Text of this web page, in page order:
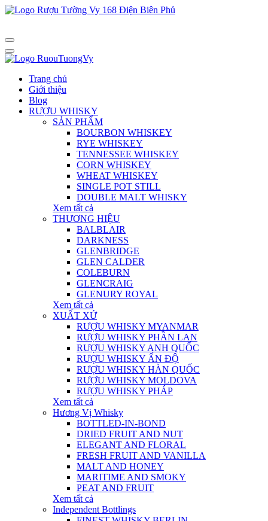
Trang chủ
Giới thiệu
Blog
RƯỢU WHISKY
SẢN PHẨM
BOURBON WHISKEY
RYE WHISKEY
TENNESSEE WHISKEY
CORN WHISKEY
WHEAT WHISKEY
SINGLE POT STILL
DOUBLE MALT WHISKY
Xem tất cả
THƯƠNG HIỆU
BALBLAIR
DARKNESS
GLENBRIDGE
GLEN CALDER
COLEBURN
GLENCRAIG
GLENURY ROYAL
Xem tất cả
XUẤT XỨ
RƯỢU WHISKY MYANMAR
RƯỢU WHISKY PHẦN LAN
RƯỢU WHISKY ANH QUỐC
RƯỢU WHISKY ẤN ĐỘ
RƯỢU WHISKY HÀN QUỐC
RƯỢU WHISKY MOLDOVA
RƯỢU WHISKY PHÁP
Xem tất cả
Hương Vị Whisky
BOTTLED-IN-BOND
DRIED FRUIT AND NUT
ELEGANT AND FLORAL
FRESH FRUIT AND VANILLA
MALT AND HONEY
MARITIME AND SMOKY
PEAT AND FRUIT
Xem tất cả
Independent Bottlings